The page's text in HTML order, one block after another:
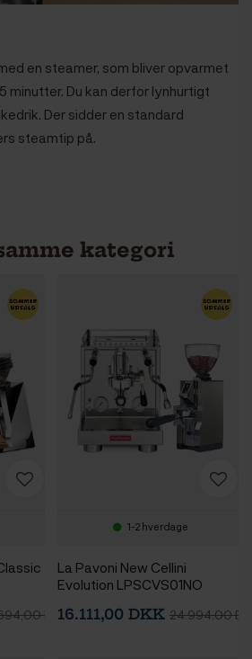
en steamer, som bliver opvarmet
minutter. Du kan derfor lynhurtigt
Der sidder en standard
steamtip på.
kategori
DKK
1-2 hverdage
La Pavoni New Cellini
Evolution LPSCVS01NO
Mignon Libra 65 Chrome
16.111,00 DKK 24.994,00